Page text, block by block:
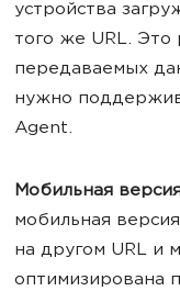
устройства
того же URL.
передаваемых
нужно
Agent.
Мобильная
мобильная
на другом URL и
оптимизирована